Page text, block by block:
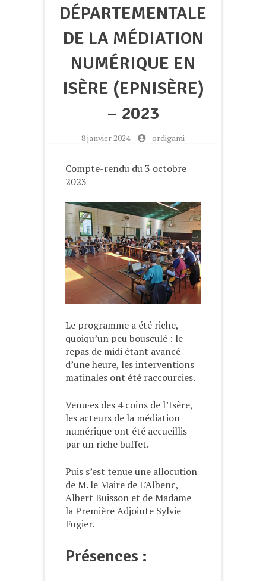
DÉPARTEMENTALE
DE LA MÉDIATION
NUMÉRIQUE EN
ISÈRE (EPNISÈRE)
– 2023
-8 janvier 2024 -ordigami
Compte-rendu du 3 octobre
2023
Le programme a été riche,
quoiqu’un peu bousculé : le
repas de midi étant avancé
d’une heure, les interventions
matinales ont été raccourcies.
Venu·es des 4 coins de l’Isère,
les acteurs de la médiation
numérique ont été accueillis
par un riche buffet.
Puis s’est tenue une allocution
de M. le Maire de L’Albenc,
Albert Buisson et de Madame
la Première Adjointe Sylvie
Fugier.
Présences :